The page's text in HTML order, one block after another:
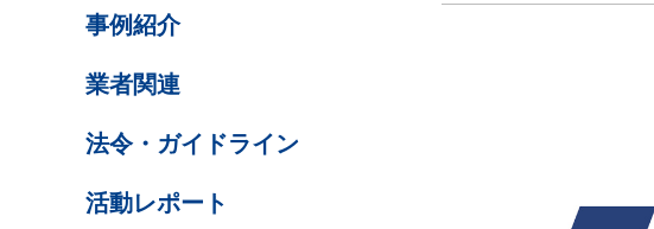
事例紹介
業者関連
法令・ガイドライン
活動レポート